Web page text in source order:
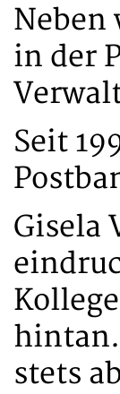
Neben
in der
Seit
Gisela
stets